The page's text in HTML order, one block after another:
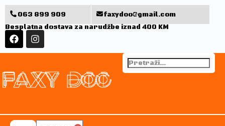
063 899 909
faxydoo@gmail.com
Besplatna dostava za narudžbe iznad 400 KM